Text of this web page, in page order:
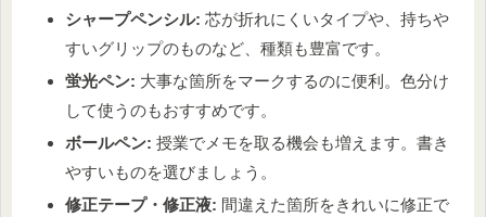
シャープペンシル: 芯が折れにくいタイプや、持ちや
すいグリップのものなど、種類も豊富です。
蛍光ペン: 大事な箇所をマークするのに便利。色分け
して使うのもおすすめです。
ボールペン: 授業でメモを取る機会も増えます。書き
やすいものを選びましょう。
修正テープ・修正液: 間違えた箇所をきれいに修正で